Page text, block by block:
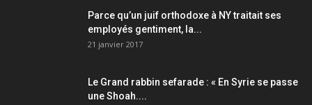
Parce qu’un juif orthodoxe à NY traitait ses
employés gentiment, la...
21 janvier 2017
Le Grand rabbin sefarade : « En Syrie se passe
une Shoah....